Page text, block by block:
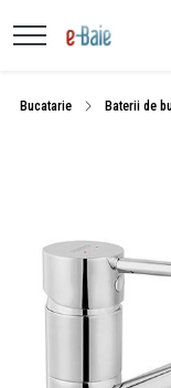
Bucatarie Baterii de